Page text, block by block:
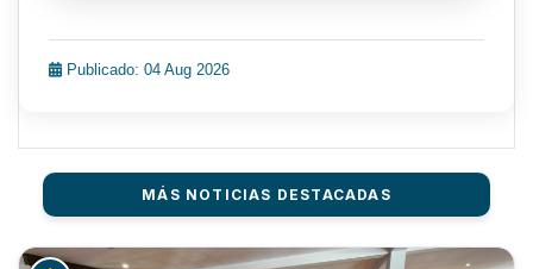
Publicado: 04 Aug 2026
MÁS NOTICIAS DESTACADAS